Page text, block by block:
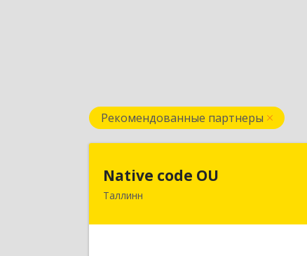
Рекомендованные партнеры
Native code OU
Таллинн
13424, Estonia, Tallinn, Varese